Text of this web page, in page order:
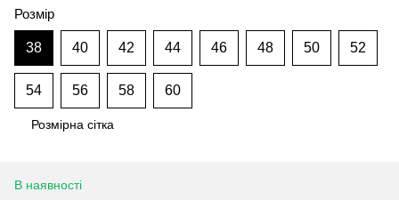
Розмір
38 40 42 44 46 48 50 52
54 56 58 60
Розмірна сітка
В наявності